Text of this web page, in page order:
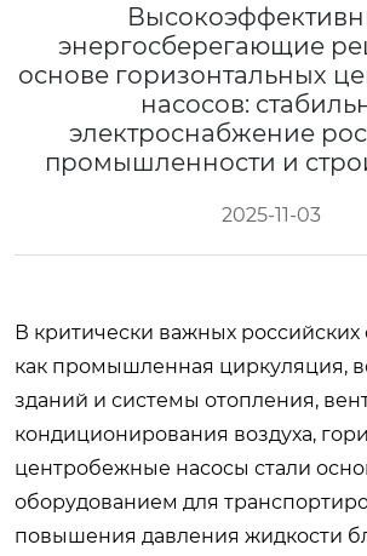
энергосберегающие
основе горизонтальных
насосов:
электроснабжение
промышленности и
2025-11-03
В критически важных российских
как промышленная циркуляция,
зданий и системы отопления,
кондиционирования воздуха,
центробежные насосы стали
оборудованием для
повышения давления жидкости